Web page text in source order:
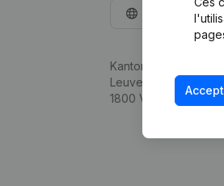
Français
Kantorenpark Everest
Leuvensesteenweg
1800 Vilvoorde